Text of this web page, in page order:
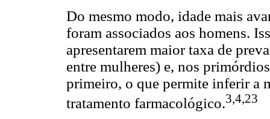
Do mesmo modo, idade mais
foram associados aos homens.
apresentarem maior taxa de
entre mulheres) e, nos
primeiro, o que permite inferir a
tratamento farmacológico.3,4,23